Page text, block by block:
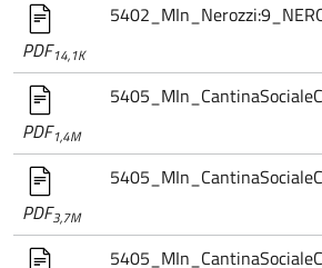
PDF14,1K
PDF1,4M
PDF3,7M